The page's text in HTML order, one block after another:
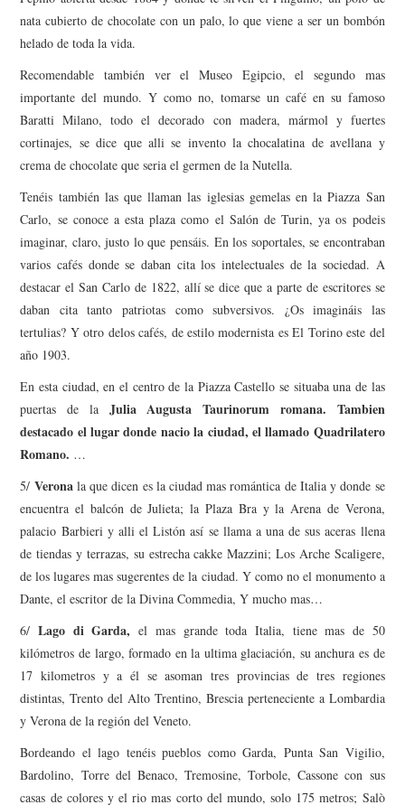
nata cubierto de chocolate con un palo, lo que viene a ser un bombón
helado de toda la vida.
Recomendable también ver el Museo Egipcio, el segundo mas
importante del mundo. Y como no, tomarse un café en su famoso
Baratti Milano, todo el decorado con madera, mármol y fuertes
cortinajes, se dice que alli se invento la chocalatina de avellana y
crema de chocolate que seria el germen de la Nutella.
Tenéis también las que llaman las iglesias gemelas en la Piazza San
Carlo, se conoce a esta plaza como el Salón de Turin, ya os podeis
imaginar, claro, justo lo que pensáis. En los soportales, se encontraban
varios cafés donde se daban cita los intelectuales de la sociedad. A
destacar el San Carlo de 1822, allí se dice que a parte de escritores se
daban cita tanto patriotas como subversivos. ¿Os imagináis las
tertulias? Y otro delos cafés, de estilo modernista es El Torino este del
año 1903.
En esta ciudad, en el centro de la Piazza Castello se situaba una de las
puertas de la Julia Augusta Taurinorum romana. Tambien
destacado el lugar donde nacio la ciudad, el llamado Quadrilatero
Romano. …
5/ Veronala que dicen es la ciudad mas romántica de Italia y donde se
encuentra el balcón de Julieta; la Plaza Bra y la Arena de Verona,
palacio Barbieri y alli el Listón así se llama a una de sus aceras llena
de tiendas y terrazas, su estrecha cakke Mazzini; Los Arche Scaligere,
de los lugares mas sugerentes de la ciudad. Y como no el monumento a
Dante, el escritor de la Divina Commedia, Y mucho mas…
6/Lago di Garda,el mas grande toda Italia, tiene mas de 50
kilómetros de largo, formado en la ultima glaciación, su anchura es de
17 kilometros y a él se asoman tres provincias de tres regiones
distintas, Trento del Alto Trentino, Brescia perteneciente a Lombardia
y Verona de la región del Veneto.
Bordeando el lago tenéis pueblos como Garda, Punta San Vigilio,
Bardolino, Torre del Benaco, Tremosine, Torbole, Cassone con sus
casas de colores y el rio mas corto del mundo, solo 175 metros; Salò